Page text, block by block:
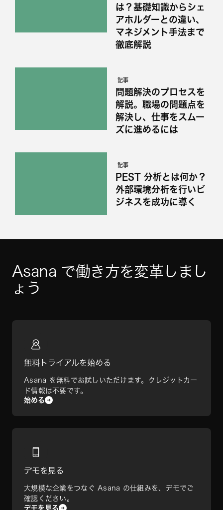
は？基礎知識からシェ
アホルダーとの違い、
マネジメント手法まで
徹底解説
記事
問題解決のプロセスを
解説。職場の問題点を
解決し、仕事をスムー
ズに進めるには
記事
PEST 分析とは何か？
外部環境分析を行いビ
ジネスを成功に導く
Asana で働き方を変革しまし
ょう
無料トライアルを始める
Asana を無料でお試しいただけます。クレジットカー
ド情報は不要です。
始める
デモを見る
大規模な企業をつなぐ Asana の仕組みを、デモでご
確認ください。
デモを見る